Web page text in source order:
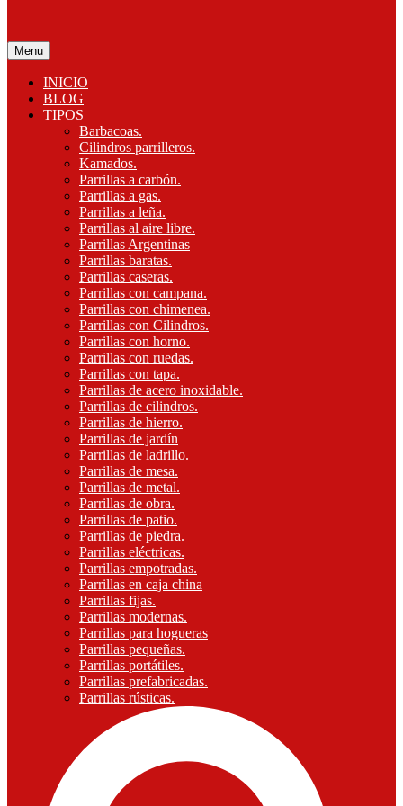
Menu
INICIO
BLOG
TIPOS
Barbacoas.
Cilindros parrilleros.
Kamados.
Parrillas a carbón.
Parrillas a gas.
Parrillas a leña.
Parrillas al aire libre.
Parrillas Argentinas
Parrillas baratas.
Parrillas caseras.
Parrillas con campana.
Parrillas con chimenea.
Parrillas con Cilindros.
Parrillas con horno.
Parrillas con ruedas.
Parrillas con tapa.
Parrillas de acero inoxidable.
Parrillas de cilindros.
Parrillas de hierro.
Parrillas de jardín
Parrillas de ladrillo.
Parrillas de mesa.
Parrillas de metal.
Parrillas de obra.
Parrillas de patio.
Parrillas de piedra.
Parrillas eléctricas.
Parrillas empotradas.
Parrillas en caja china
Parrillas fijas.
Parrillas modernas.
Parrillas para hogueras
Parrillas pequeñas.
Parrillas portátiles.
Parrillas prefabricadas.
Parrillas rústicas.